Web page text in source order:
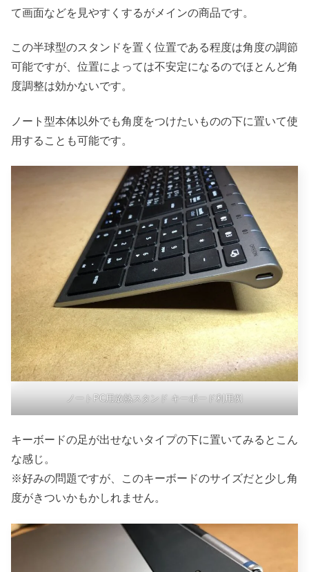
て画面などを見やすくするがメインの商品です。
この半球型のスタンドを置く位置である程度は角度の調節
可能ですが、位置によっては不安定になるのでほとんど角
度調整は効かないです。
ノート型本体以外でも角度をつけたいものの下に置いて使
用することも可能です。
ノートPC用放熱スタンド キーボード利用例
キーボードの足が出せないタイプの下に置いてみるとこん
な感じ。
※好みの問題ですが、このキーボードのサイズだと少し角
度がきついかもかしれません。